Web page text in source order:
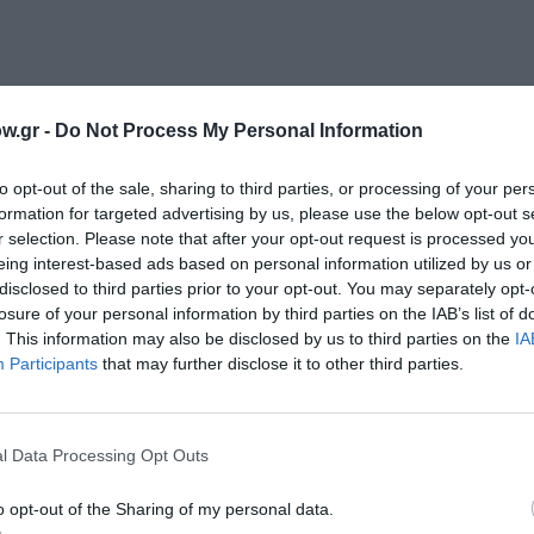
- Do Not Process My Personal Information
opt-out of the sale, sharing to third parties, or processing of your
for targeted advertising by us, please use the below opt-out
selection. Please note that after your opt-out request is processed
interest-based ads based on personal information utilized by us
to third parties prior to your opt-out. You may separately
of your personal information by third parties on the IAB’s list of
This information may also be disclosed by us to third parties on the
Participants that may further disclose it to other third parties.
Data Processing Opt Outs
opt-out of the Sharing of my personal data.
των νέων σε ρίσκο», το Connect Athens μεταφέρει
#πάρετηγιαγιάσουκαιέλα,η θεωρία γίνεται
δράσεις ενσυναίσθησης και πρωτότυπα workshops
γενεών. Με θεατρικά παιχνίδια δρόμου, χορούς
πρόσωπα, το φεστιβάλ δίνει χώρο στις
στο οποίο θα συμμετέχουν πολυπολιτισμικά
μέσα στην κοινότητα, εκεί που η επαφή των γενεών